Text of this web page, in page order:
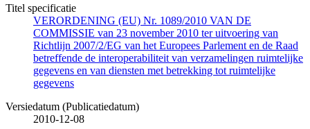
Titel specificatie
VERORDENING (EU) Nr. 1089/2010 VAN DE
COMMISSIE van 23 november 2010 ter uitvoering van
Richtlijn 2007/2/EG van het Europees Parlement en de Raad
betreffende de interoperabiliteit van verzamelingen ruimtelijke
gegevens en van diensten met betrekking tot ruimtelijke
gegevens
Versiedatum (Publicatiedatum)
2010-12-08